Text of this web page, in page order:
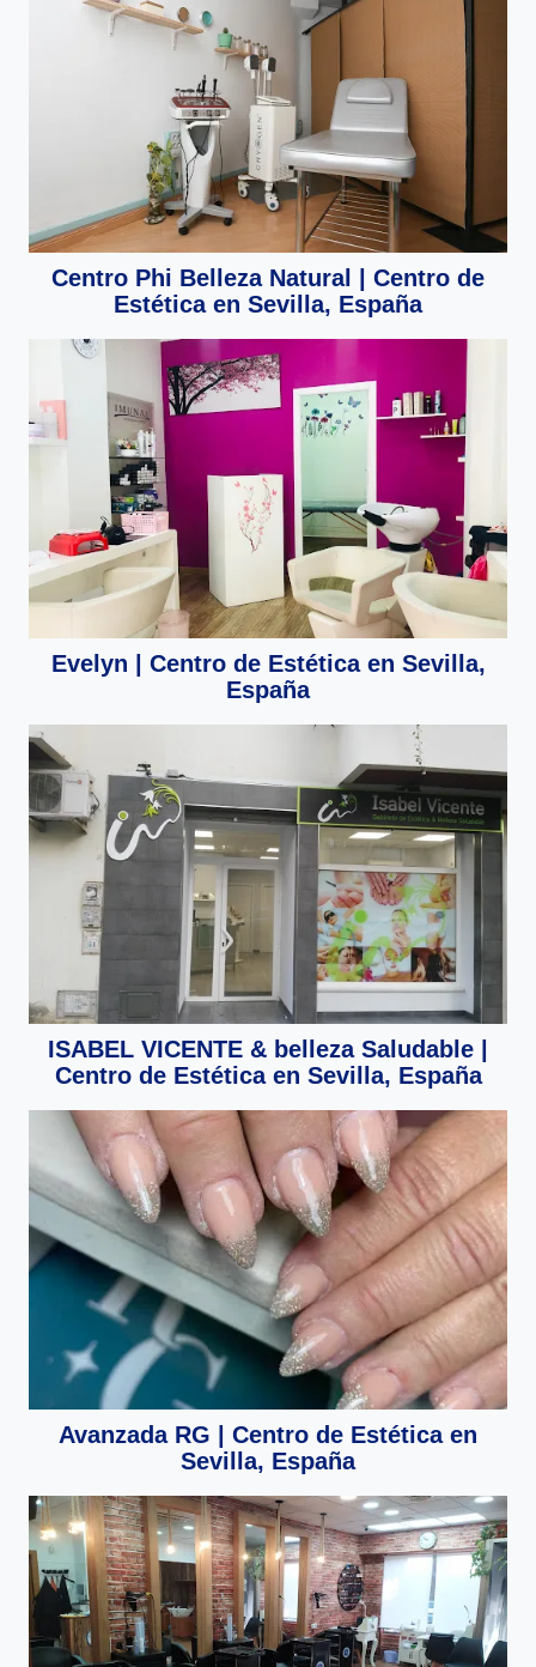
Centro Phi Belleza Natural | Centro de
Estética en Sevilla, España
Evelyn | Centro de Estética en Sevilla,
España
ISABEL VICENTE & belleza Saludable |
Centro de Estética en Sevilla, España
Avanzada RG | Centro de Estética en
Sevilla, España